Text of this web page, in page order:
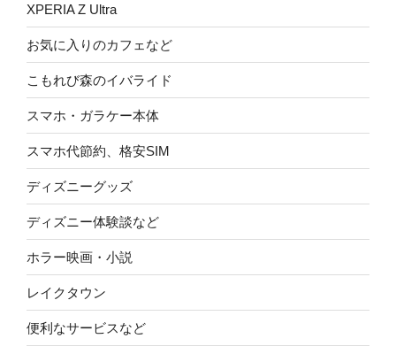
XPERIA Z Ultra
お気に入りのカフェなど
こもれび森のイバライド
スマホ・ガラケー本体
スマホ代節約、格安SIM
ディズニーグッズ
ディズニー体験談など
ホラー映画・小説
レイクタウン
便利なサービスなど